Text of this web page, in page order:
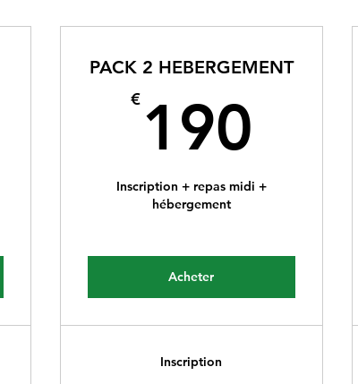
PACK 2 HEBERGEMENT
€ 190
Inscription + repas midi +
hébergement
Acheter
Inscription